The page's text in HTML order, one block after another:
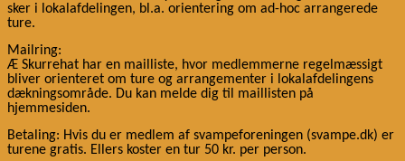
sker i lokalafdelingen, bl.a. orientering om ad-hoc arrangerede
ture.
Mailring:
Æ Skurrehat har en mailliste, hvor medlemmerne regelmæssigt
bliver orienteret om ture og arrangementer i lokalafdelingens
dækningsområde. Du kan melde dig til maillisten på
hjemmesiden.
Betaling: Hvis du er medlem af svampeforeningen (svampe.dk) er
turene gratis. Ellers koster en tur 50 kr. per person.